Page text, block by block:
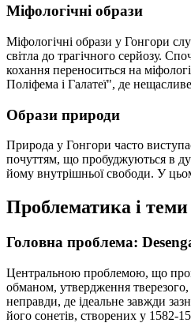
Міфологічні образи
Міфологічні образи у Гонгори
світла до трагічного серйозу.
кохання переноситься на
Поліфема і Галатеї", де
Образи природи
Природа у Гонгори часто
почуттям, що пробуджуються в
йому внутрішньої свободи. У
Проблематика і теми
Головна проблема:
Центральною проблемою, що
обманом, утвердження тверезого,
неправди, де ідеальне завжди
його сонетів, створених у 1582-